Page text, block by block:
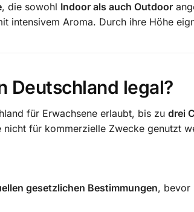
, die sowohl Indoor als auch Outdoor
intensivem Aroma. Durch ihre Höhe
Deutschland legal?
für Erwachsene erlaubt, bis zu drei
nicht für kommerzielle Zwecke genutzt
gesetzlichen Bestimmungen, bevor